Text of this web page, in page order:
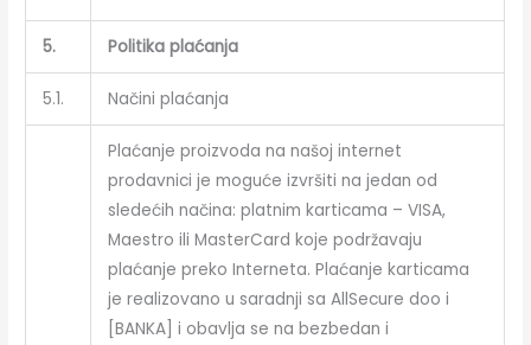
5. Politika plaćanja
5.1. Načini plaćanja
Plaćanje proizvoda na našoj internet
prodavnici je moguće izvršiti na jedan od
sledećih načina: platnim karticama – VISA,
Maestro ili MasterCard koje podržavaju
plaćanje preko Interneta. Plaćanje karticama
je realizovano u saradnji sa AllSecure doo i
[BANKA] i obavlja se na bezbedan i